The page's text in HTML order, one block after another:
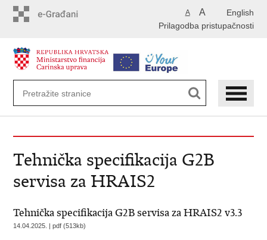
English
A A
Prilagodba pristupačnosti
Tehnička specifikacija G2B
servisa za HRAIS2
Tehnička specifikacija G2B servisa za HRAIS2 v3.3
14.04.2025. | pdf (513kb)